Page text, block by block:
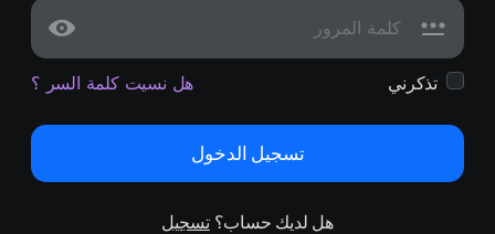
تذكرني هل نسيت كلمة السر ؟
تسجيل الدخول
هل لديك حساب؟تسجيل